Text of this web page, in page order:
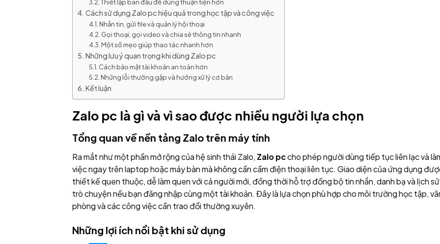
Thiết lập ban đầu để dùng thuận tiện hơn
Cách sử dụng Zalo pc hiệu quả trong học tập và công việc
Nhắn tin, gửi file và quản lý hội thoại
Gọi thoại, gọi video và chia sẻ thông tin nhanh
Một số mẹo giúp thao tác nhanh hơn
Những lưu ý quan trọng khi dùng Zalo pc
Cách bảo mật tài khoản an toàn hơn
Những lỗi thường gặp và hướng xử lý cơ bản
Kết luận
Zalo pc là gì và vì sao được nhiều người lựa chọn
Tổng quan về nền tảng Zalo trên máy tính
Ra mắt như một phần mở rộng của hệ sinh thái Zalo, Zalo pccho phép người dùng tiếp tục liên lạc và
việc ngay trên laptop hoặc máy bàn mà không cần cầm điện thoại liên tục. Giao diện của ứng dụng
thiết kế quen thuộc, dễ làm quen với cả người mới, đồng thời hỗ trợ đồng bộ tin nhắn, danh bạ và lịch sử
trò chuyện nếu bạn đăng nhập cùng một tài khoản. Đây là lựa chọn phù hợp cho môi trường học tập,
phòng và các công việc cần trao đổi thường xuyên.
Những lợi ích nổi bật khi sử dụng